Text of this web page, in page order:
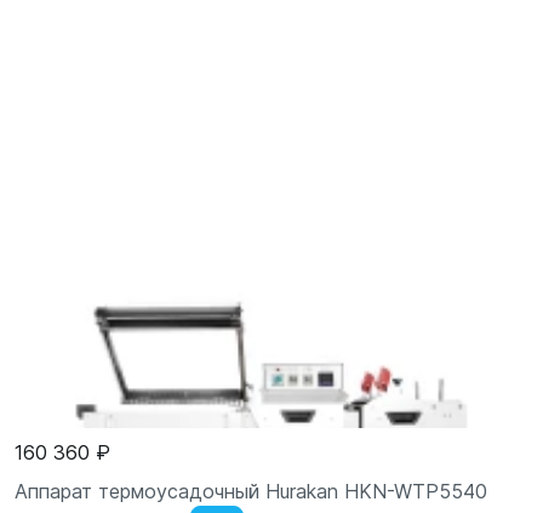
160 360 ₽
Аппарат термоусадочный Hurakan HKN-WTP5540